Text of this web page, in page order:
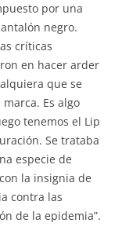
por una
negro.
críticas
en hacer arder
que se
Es algo
tenemos el Lip
Se trataba
especie de
la insignia de
contra las
de la epidemia”.